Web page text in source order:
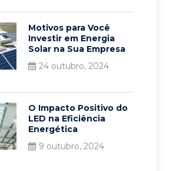
Motivos para Você
Investir em Energia
Solar na Sua Empresa
24 outubro, 2024
O Impacto Positivo do
LED na Eficiência
Energética
9 outubro, 2024